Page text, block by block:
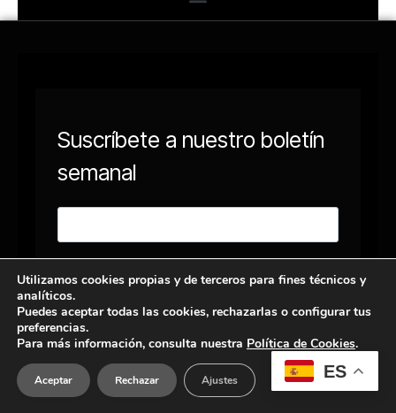
ES
Utilizamos cookies propias y de terceros para fines técnicos y
analíticos.
Puedes aceptar todas las cookies, rechazarlas o configurar tus
preferencias.
Para más información, consulta nuestra Política de Cookies.
Aceptar Rechazar Ajustes